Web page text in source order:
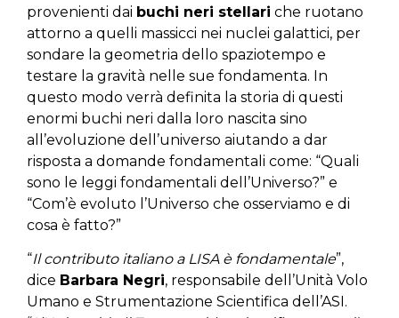
provenienti dai buchi neri stellari che ruotano
attorno a quelli massicci nei nuclei galattici, per
sondare la geometria dello spaziotempo e
testare la gravità nelle sue fondamenta. In
questo modo verrà definita la storia di questi
enormi buchi neri dalla loro nascita sino
all’evoluzione dell’universo aiutando a dar
risposta a domande fondamentali come: “Quali
sono le leggi fondamentali dell’Universo?” e
“Com’è evoluto l’Universo che osserviamo e di
cosa è fatto?”
“Il contributo italiano a LISA è fondamentale”,
dice Barbara Negri, responsabile dell’Unità Volo
Umano e Strumentazione Scientifica dell’ASI.